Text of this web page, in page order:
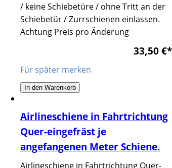
/ keine Schiebetüre / ohne Tritt an der
Schiebetür / Zurrschienen einlassen.
Achtung Preis pro Änderung
33,50 €*
Für später merken
In den Warenkorb
Airlineschiene in Fahrtrichtung
Quer-eingefräst je
angefangenen Meter Schiene.
Airlineschiene in Fahrtrichtung Quer-